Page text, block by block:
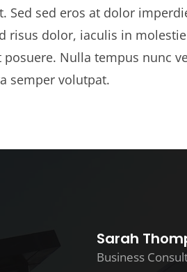
sed eros at dolor
risus dolor, iaculis in
Nulla tempus nunc
semper volutpat.
Sarah
Business